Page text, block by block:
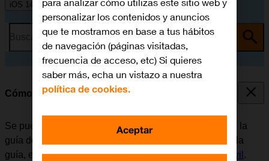
iOS 14.0
Busca por problema o tema
Cómo llamar a un contacto de la guía
Se puede llamar a un contacto, cogiendo el número de la
guía del móvil. Para poder llamar a un contacto desde la
guía, es necesariocrear un contacto en la guía del móvil .
personalizar los contenidos y anuncios
que te mostramos en base a tus hábitos
de navegación (páginas visitadas,
frecuencia de acceso, etc) Si quieres
saber más, echa un vistazo a nuestra
política de cookies.
Aceptar